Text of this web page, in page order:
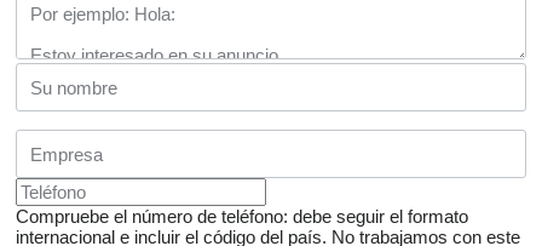
Compruebe el número de teléfono: debe seguir el formato
internacional e incluir el código del país. No trabajamos con este